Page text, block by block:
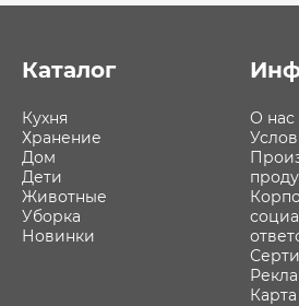
Каталог
Кухня
Хранение
Дом
Дети
Животные
Уборка
Новинки
О нас